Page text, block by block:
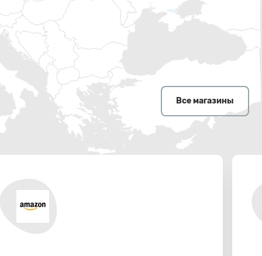
Все магазины